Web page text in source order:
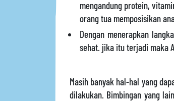
mengandung protein,
orang tua memposisikan
Dengan menerapkan
sehat. jika itu terjadi maka
Masih banyak hal-hal yang
dilakukan. Bimbingan yang